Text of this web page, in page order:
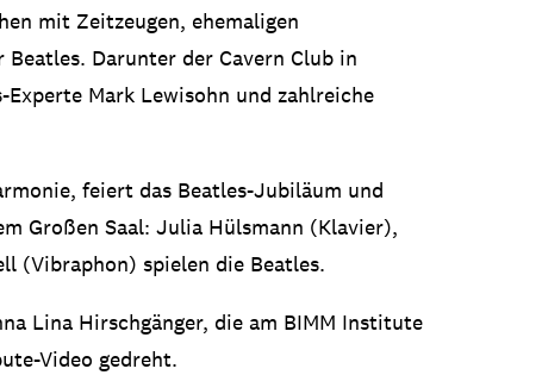
mit Zeitzeugen, ehemaligen
Darunter der Cavern Club in
Mark Lewisohn und zahlreiche
feiert das Beatles-Jubiläum und
Großen Saal: Julia Hülsmann (Klavier),
(Vibraphon) spielen die Beatles.
Lina Hirschgänger, die am BIMM Institute
Video gedreht.